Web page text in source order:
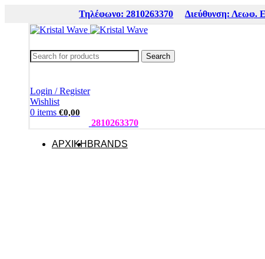
Τηλέφωνο: 2810263370 Διεύθυνση: Λεωφ.
Search
Login / Register
Wishlist
0 items €0,00
2810263370
ΑΡΧΙΚΗ BRANDS